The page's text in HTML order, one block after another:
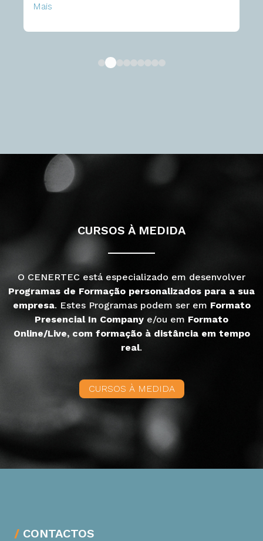
Mais
CURSOS À MEDIDA
O CENERTEC está especializado em desenvolver
Programas de Formação personalizados para a sua
empresa. Estes Programas podem ser em Formato
Presencial In Company e/ou em Formato
Online/Live, com formação à distância em tempo
real.
CURSOS À MEDIDA
CONTACTOS